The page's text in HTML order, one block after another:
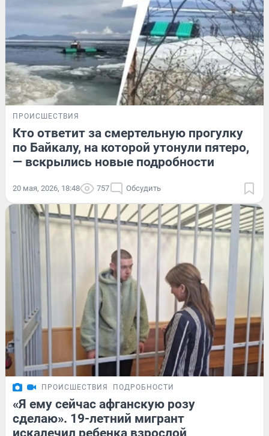
ПРОИСШЕСТВИЯ
Кто ответит за смертельную прогулку
по Байкалу, на которой утонули пятеро,
— вскрылись новые подробности
20 мая, 2026, 18:48 757 Обсудить
ПРОИСШЕСТВИЯ ПОДРОБНОСТИ
«Я ему сейчас афганскую розу
сделаю». 19-летний мигрант